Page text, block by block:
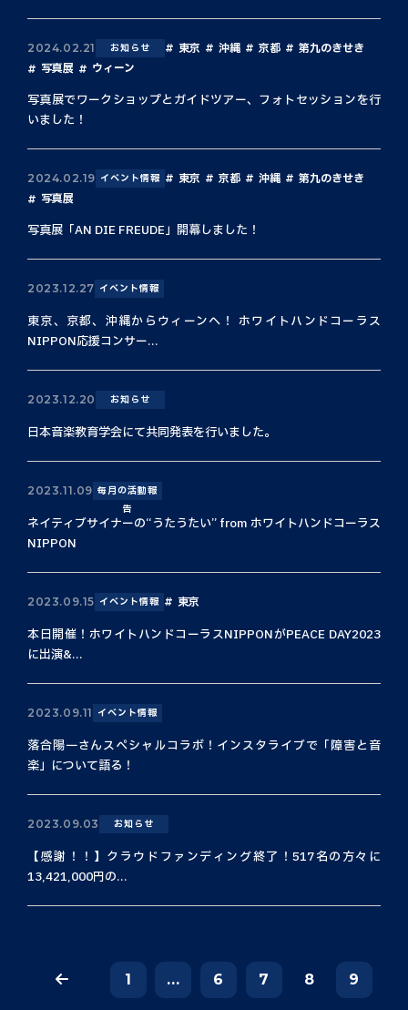
2024.02.21 お知らせ 東京 沖縄 京都
第九のきせき
写真展
ウィーン
写真展でワークショップとガイドツアー、フォトセッションを行
いました！
2024.02.19 イベント情報 東京 京都 沖縄
第九のきせき
写真展
写真展「AN DIE FREUDE」開幕しました！
2023.12.27 イベント情報
東京、京都、沖縄からウィーンへ！ ホワイトハンドコーラス
NIPPON応援コンサー...
2023.12.20 お知らせ
日本音楽教育学会にて共同発表を行いました。
2023.11.09 毎月の活動報
告
ネイティブサイナーの“うたうたい” from ホワイトハンドコーラス
NIPPON
2023.09.15 イベント情報 東京
本日開催！ホワイトハンドコーラスNIPPONがPEACE DAY2023
に出演&...
2023.09.11 イベント情報
落合陽一さんスペシャルコラボ！インスタライブで「障害と音
楽」について語る！
2023.09.03 お知らせ
【感謝！！】クラウドファンディング終了！517名の方々に
13,421,000円の...
1 ... 6 7 8 9